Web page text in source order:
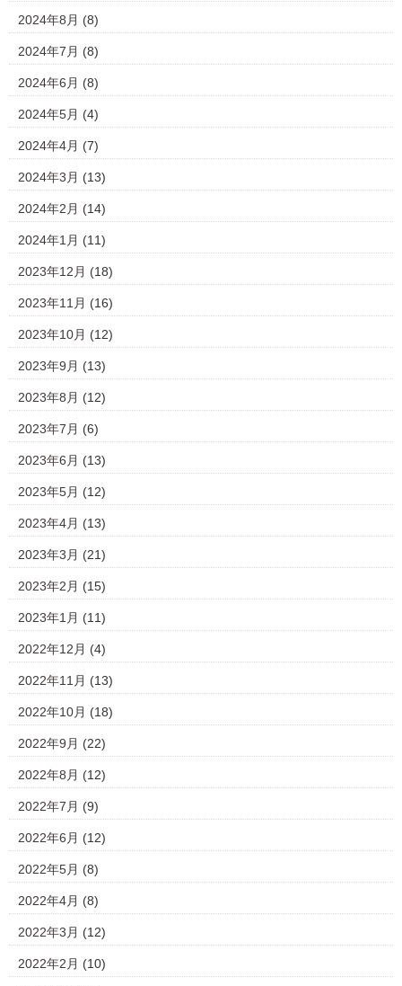
2024年8月 (8)
2024年7月 (8)
2024年6月 (8)
2024年5月 (4)
2024年4月 (7)
2024年3月 (13)
2024年2月 (14)
2024年1月 (11)
2023年12月 (18)
2023年11月 (16)
2023年10月 (12)
2023年9月 (13)
2023年8月 (12)
2023年7月 (6)
2023年6月 (13)
2023年5月 (12)
2023年4月 (13)
2023年3月 (21)
2023年2月 (15)
2023年1月 (11)
2022年12月 (4)
2022年11月 (13)
2022年10月 (18)
2022年9月 (22)
2022年8月 (12)
2022年7月 (9)
2022年6月 (12)
2022年5月 (8)
2022年4月 (8)
2022年3月 (12)
2022年2月 (10)